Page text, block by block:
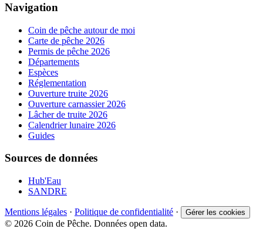
Navigation
Coin de pêche autour de moi
Carte de pêche 2026
Permis de pêche 2026
Départements
Espèces
Réglementation
Ouverture truite 2026
Ouverture carnassier 2026
Lâcher de truite 2026
Calendrier lunaire 2026
Guides
Sources de données
Hub'Eau
SANDRE
Mentions légales · Politique de confidentialité · Gérer les cookies
© 2026 Coin de Pêche. Données open data.